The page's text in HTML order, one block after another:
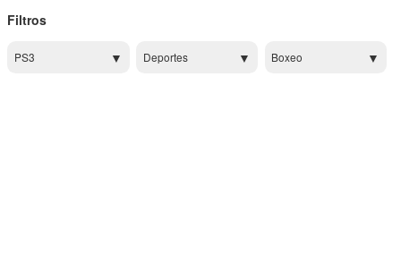
Filtros
PS3 Deportes Boxeo